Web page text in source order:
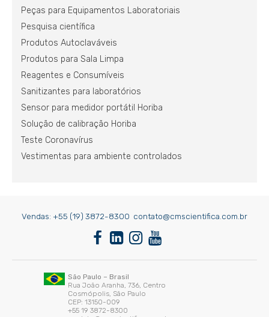
Peças para Equipamentos Laboratoriais
Pesquisa científica
Produtos Autoclaváveis
Produtos para Sala Limpa
Reagentes e Consumíveis
Sanitizantes para laboratórios
Sensor para medidor portátil Horiba
Solução de calibração Horiba
Teste Coronavírus
Vestimentas para ambiente controlados
Vendas: +55 (19) 3872-8300 contato@cmscientifica.com.br
São Paulo – Brasil
Rua João Aranha, 736, Centro
Cosmópolis, São Paulo
CEP: 13150-009
+55 19 3872-8300